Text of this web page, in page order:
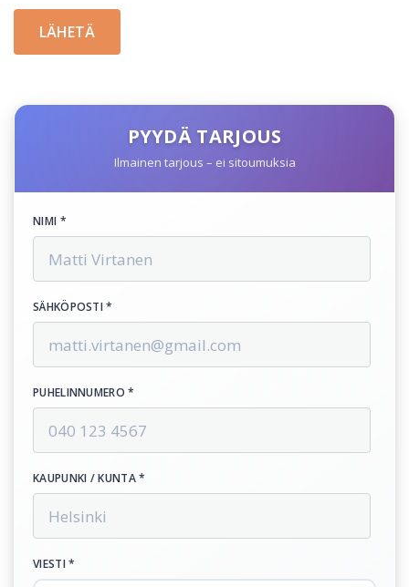
PYYDÄ TARJOUS
Ilmainen tarjous – ei sitoumuksia
NIMI *
SÄHKÖPOSTI *
PUHELINNUMERO *
KAUPUNKI / KUNTA *
VIESTI *